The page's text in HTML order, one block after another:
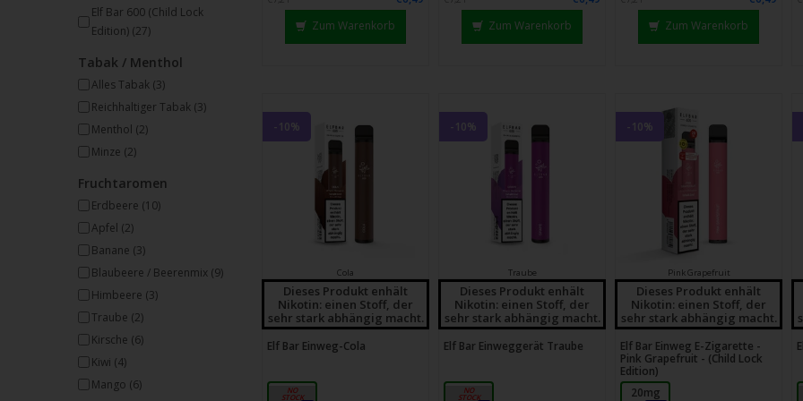
Streichgesten
verwenden.
Elf Bar 600 (Child Lock
Edition) (27)
Tabak / Menthol
Alles Tabak (3)
Reichhaltiger Tabak (3)
Menthol (2)
Minze (2)
Fruchtaromen
Erdbeere (10)
Apfel (2)
Banane (3)
Blaubeere / Beerenmix (9)
Himbeere (3)
Traube (2)
Kirsche (6)
Kiwi (4)
Mango (6)
Zum Warenkorb
Zum Warenkorb
Zum Warenkorb
-10%
Cola
Dieses Produkt enhält
Nikotin: einen Stoff, der
sehr stark abhängig macht.
Elf Bar Einweg-Cola
20 mg
-10%
Traube
Dieses Produkt enhält
Nikotin: einen Stoff, der
sehr stark abhängig macht.
Elf Bar Einweggerät Traube
20 mg
-10%
Pink Grapefruit
Dieses Produkt enhält
Nikotin: einen Stoff, der
sehr stark abhängig macht.
Elf Bar Einweg E-Zigarette -
Pink Grapefruit - (Child Lock
Edition)
20mg